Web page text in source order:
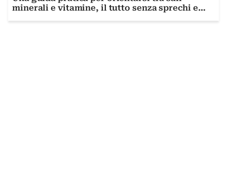
minerali e vitamine, il tutto senza sprechi e